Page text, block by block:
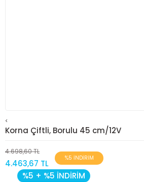
<
Korna Çiftli, Borulu 45 cm/12V
4.698,60 TL
4.463,67 TL
%5 İNDİRİM
%5 + %5 İNDİRİM